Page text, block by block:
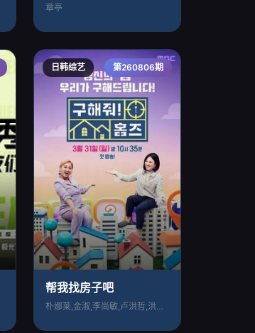
章亭
日韩综艺 第260806期
帮我找房子吧
朴娜莱,金淑,李尚敏,卢洪哲,洪真庆,黄